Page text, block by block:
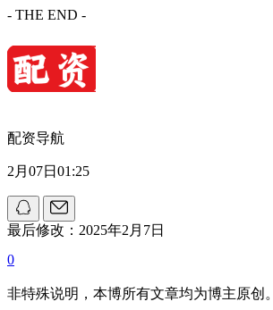
- THE END -
配资导航
2月07日01:25
最后修改：2025年2月7日
0
非特殊说明，本博所有文章均为博主原创。